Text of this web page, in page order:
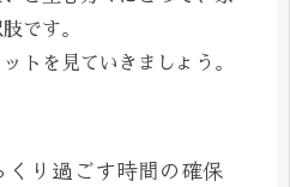
です。
トを見ていきましょう。
り過ごす時間の確保